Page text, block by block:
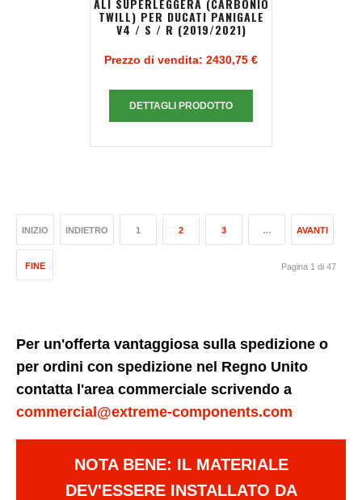
ALI SUPERLEGGERA (CARBONIO
TWILL) PER DUCATI PANIGALE
V4 / S / R (2019/2021)
Prezzo di vendita: 2430,75 €
DETTAGLI PRODOTTO
INIZIO INDIETRO 1 2 3 … AVANTI
FINE Pagina 1 di 47
Per un'offerta vantaggiosa sulla spedizione o
per ordini con spedizione nel Regno Unito
contatta l'area commerciale scrivendo a
commercial@extreme-components.com
NOTA BENE: IL MATERIALE
DEV'ESSERE INSTALLATO DA